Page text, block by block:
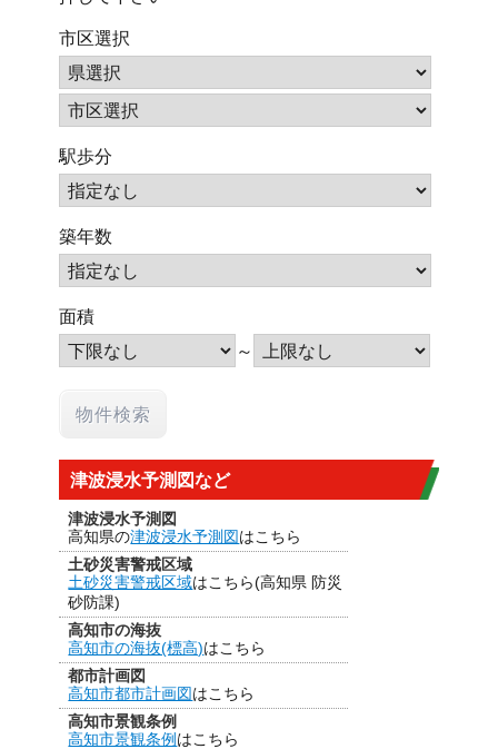
市区選択
駅歩分
築年数
面積
～
津波浸水予測図など
津波浸水予測図
高知県の津波浸水予測図はこちら
土砂災害警戒区域
土砂災害警戒区域はこちら(高知県 防災
砂防課)
高知市の海抜
高知市の海抜(標高)はこちら
都市計画図
高知市都市計画図はこちら
高知市景観条例
高知市景観条例 はこちら